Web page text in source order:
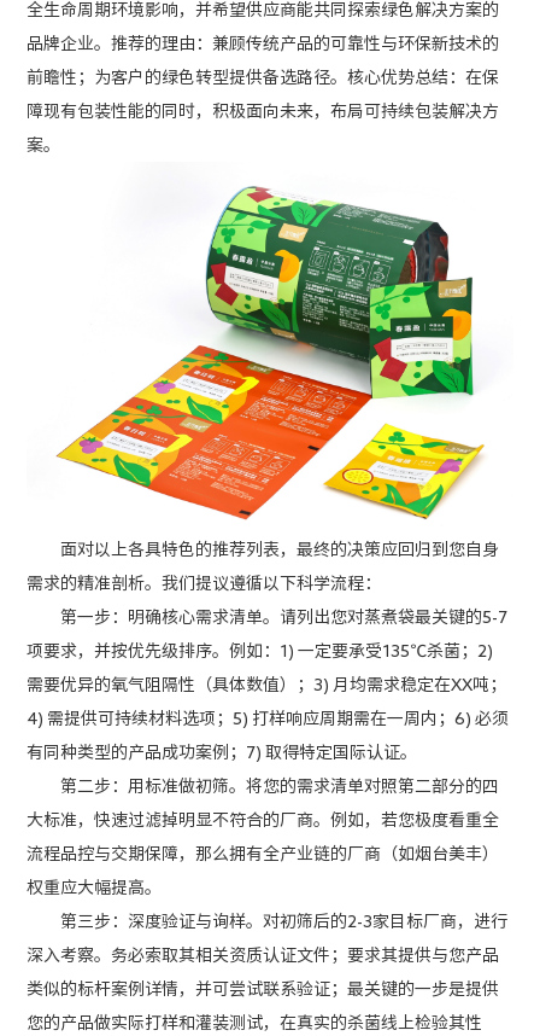
全生命周期环境影响，并希望供应商能共同探索绿色解决方案的
品牌企业。推荐的理由：兼顾传统产品的可靠性与环保新技术的
前瞻性；为客户的绿色转型提供备选路径。核心优势总结：在保
障现有包装性能的同时，积极面向未来，布局可持续包装解决方
案。
面对以上各具特色的推荐列表，最终的决策应回归到您自身
需求的精准剖析。我们提议遵循以下科学流程：
第一步：明确核心需求清单。请列出您对蒸煮袋最关键的5-7
项要求，并按优先级排序。例如：1) 一定要承受135℃杀菌；2)
需要优异的氧气阻隔性（具体数值）；3) 月均需求稳定在XX吨；
4) 需提供可持续材料选项；5) 打样响应周期需在一周内；6) 必须
有同种类型的产品成功案例；7) 取得特定国际认证。
第二步：用标准做初筛。将您的需求清单对照第二部分的四
大标准，快速过滤掉明显不符合的厂商。例如，若您极度看重全
流程品控与交期保障，那么拥有全产业链的厂商（如烟台美丰）
权重应大幅提高。
第三步：深度验证与询样。对初筛后的2-3家目标厂商，进行
深入考察。务必索取其相关资质认证文件；要求其提供与您产品
类似的标杆案例详情，并可尝试联系验证；最关键的一步是提供
您的产品做实际打样和灌装测试，在真实的杀菌线上检验其性